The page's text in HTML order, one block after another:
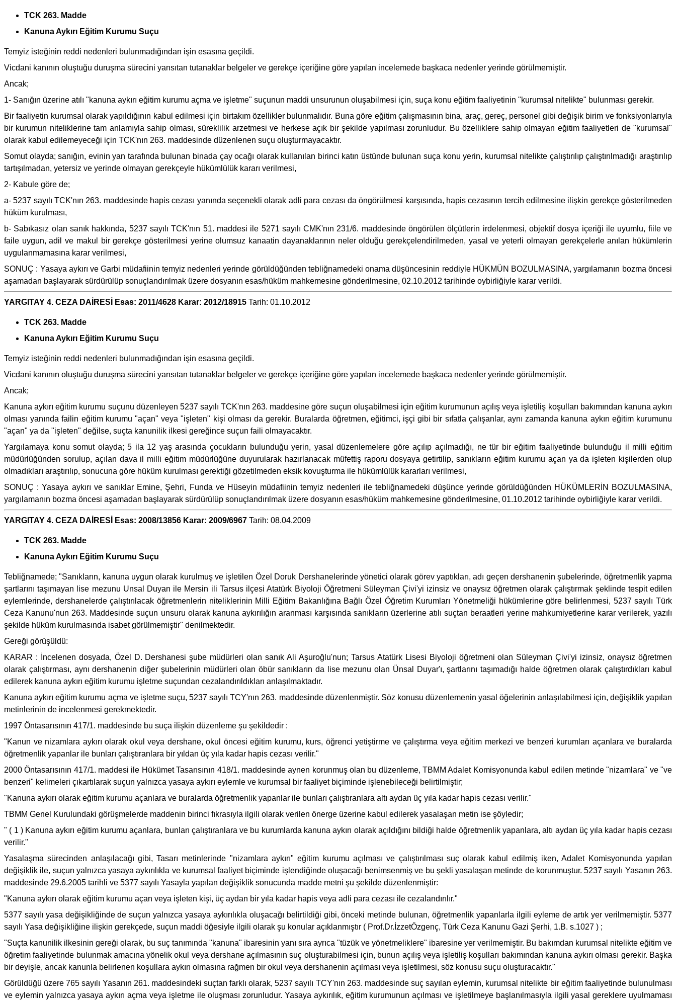
TCK 263. Madde
Kanuna Aykırı Eğitim Kurumu Suçu
Temyiz isteğinin reddi nedenleri bulunmadığından işin esasına geçildi.
Vicdani kanının oluştuğu duruşma sürecini yansıtan tutanaklar belgeler ve gerekçe içeriğine göre yapılan incelemede başkaca nedenler yerinde görülmemiştir.
Ancak;
1- Sanığın üzerine atılı "kanuna aykırı eğitim kurumu açma ve işletme" suçunun maddi unsurunun oluşabilmesi için, suça konu eğitim faaliyetinin "kurumsal nitelikte" bulunması gerekir.
Bir faaliyetin kurumsal olarak yapıldığının kabul edilmesi için birtakım özellikler bulunmalıdır. Buna göre eğitim çalışmasının bina, araç, gereç, personel gibi değişik birim ve fonksiyonlarıyla
bir kurumun niteliklerine tam anlamıyla sahip olması, süreklilik arzetmesi ve herkese açık bir şekilde yapılması zorunludur. Bu özelliklere sahip olmayan eğitim faaliyetleri de "kurumsal"
olarak kabul edilemeyeceği için TCK'nın 263. maddesinde düzenlenen suçu oluşturmayacaktır.
Somut olayda; sanığın, evinin yan tarafında bulunan binada çay ocağı olarak kullanılan birinci katın üstünde bulunan suça konu yerin, kurumsal nitelikte çalıştırılıp çalıştırılmadığı araştırılıp
tartışılmadan, yetersiz ve yerinde olmayan gerekçeyle hükümlülük kararı verilmesi,
2- Kabule göre de;
a- 5237 sayılı TCK'nın 263. maddesinde hapis cezası yanında seçenekli olarak adli para cezası da öngörülmesi karşısında, hapis cezasının tercih edilmesine ilişkin gerekçe gösterilmeden
hüküm kurulması,
b- Sabıkasız olan sanık hakkında, 5237 sayılı TCK'nın 51. maddesi ile 5271 sayılı CMK'nın 231/6. maddesinde öngörülen ölçütlerin irdelenmesi, objektif dosya içeriği ile uyumlu, fiile ve
faile uygun, adil ve makul bir gerekçe gösterilmesi yerine olumsuz kanaatin dayanaklarının neler olduğu gerekçelendirilmeden, yasal ve yeterli olmayan gerekçelerle anılan hükümlerin
uygulanmamasına karar verilmesi,
SONUÇ : Yasaya aykırı ve Garbi müdafiinin temyiz nedenleri yerinde görüldüğünden tebliğnamedeki onama düşüncesinin reddiyle HÜKMÜN BOZULMASINA, yargılamanın bozma öncesi
aşamadan başlayarak sürdürülüp sonuçlandırılmak üzere dosyanın esas/hüküm mahkemesine gönderilmesine, 02.10.2012 tarihinde oybirliğiyle karar verildi.
YARGITAY 4. CEZA DAİRESİ Esas: 2011/4628 Karar: 2012/18915 Tarih: 01.10.2012
TCK 263. Madde
Kanuna Aykırı Eğitim Kurumu Suçu
Temyiz isteğinin reddi nedenleri bulunmadığından işin esasına geçildi.
Vicdani kanının oluştuğu duruşma sürecini yansıtan tutanaklar belgeler ve gerekçe içeriğine göre yapılan incelemede başkaca nedenler yerinde görülmemiştir.
Ancak;
Kanuna aykırı eğitim kurumu suçunu düzenleyen 5237 sayılı TCK'nın 263. maddesine göre suçun oluşabilmesi için eğitim kurumunun açılış veya işletiliş koşulları bakımından kanuna aykırı
olması yanında failin eğitim kurumu "açan" veya "işleten" kişi olması da gerekir. Buralarda öğretmen, eğitimci, işçi gibi bir sıfatla çalışanlar, aynı zamanda kanuna aykırı eğitim kurumunu
"açan" ya da "işleten" değilse, suçta kanunilik ilkesi gereğince suçun faili olmayacaktır.
Yargılamaya konu somut olayda; 5 ila 12 yaş arasında çocukların bulunduğu yerin, yasal düzenlemelere göre açılıp açılmadığı, ne tür bir eğitim faaliyetinde bulunduğu il milli eğitim
müdürlüğünden sorulup, açılan dava il milli eğitim müdürlüğüne duyurularak hazırlanacak müfettiş raporu dosyaya getirtilip, sanıkların eğitim kurumu açan ya da işleten kişilerden olup
olmadıkları araştırılıp, sonucuna göre hüküm kurulması gerektiği gözetilmeden eksik kovuşturma ile hükümlülük kararları verilmesi,
SONUÇ : Yasaya aykırı ve sanıklar Emine, Şehri, Funda ve Hüseyin müdafiinin temyiz nedenleri ile tebliğnamedeki düşünce yerinde görüldüğünden HÜKÜMLERİN BOZULMASINA,
yargılamanın bozma öncesi aşamadan başlayarak sürdürülüp sonuçlandırılmak üzere dosyanın esas/hüküm mahkemesine gönderilmesine, 01.10.2012 tarihinde oybirliğiyle karar verildi.
YARGITAY 4. CEZA DAİRESİ Esas: 2008/13856 Karar: 2009/6967 Tarih: 08.04.2009
TCK 263. Madde
Kanuna Aykırı Eğitim Kurumu Suçu
Tebliğnamede; "Sanıkların, kanuna uygun olarak kurulmuş ve işletilen Özel Doruk Dershanelerinde yönetici olarak görev yaptıkları, adı geçen dershanenin şubelerinde, öğretmenlik yapma
şartlarını taşımayan lise mezunu Unsal Duyan ile Mersin ili Tarsus ilçesi Atatürk Biyoloji Öğretmeni Süleyman Çivi'yi izinsiz ve onaysız öğretmen olarak çalıştırmak şeklinde tespit edilen
eylemlerinde, dershanelerde çalıştırılacak öğretmenlerin niteliklerinin Milli Eğitim Bakanlığına Bağlı Özel Öğretim Kurumları Yönetmeliği hükümlerine göre belirlenmesi, 5237 sayılı Türk
Ceza Kanunu'nun 263. Maddesinde suçun unsuru olarak kanuna aykırılığın aranması karşısında sanıkların üzerlerine atılı suçtan beraatleri yerine mahkumiyetlerine karar verilerek, yazılı
şekilde hüküm kurulmasında isabet görülmemiştir" denilmektedir.
Gereği görüşüldü:
KARAR : İncelenen dosyada, Özel D. Dershanesi şube müdürleri olan sanık Ali Aşuroğlu'nun; Tarsus Atatürk Lisesi Biyoloji öğretmeni olan Süleyman Çivi'yi izinsiz, onaysız öğretmen
olarak çalıştırması, aynı dershanenin diğer şubelerinin müdürleri olan öbür sanıkların da lise mezunu olan Ünsal Duyar'ı, şartlarını taşımadığı halde öğretmen olarak çalıştırdıkları kabul
edilerek kanuna aykırı eğitim kurumu işletme suçundan cezalandırıldıkları anlaşılmaktadır.
Kanuna aykırı eğitim kurumu açma ve işletme suçu, 5237 sayılı TCY'nın 263. maddesinde düzenlenmiştir. Söz konusu düzenlemenin yasal öğelerinin anlaşılabilmesi için, değişiklik yapılan
metinlerinin de incelenmesi gerekmektedir.
1997 Öntasarısının 417/1. maddesinde bu suça ilişkin düzenleme şu şekildedir :
"Kanun ve nizamlara aykırı olarak okul veya dershane, okul öncesi eğitim kurumu, kurs, öğrenci yetiştirme ve çalıştırma veya eğitim merkezi ve benzeri kurumları açanlara ve buralarda
öğretmenlik yapanlar ile bunları çalıştıranlara bir yıldan üç yıla kadar hapis cezası verilir."
2000 Öntasarısının 417/1. maddesi ile Hükümet Tasarısının 418/1. maddesinde aynen korunmuş olan bu düzenleme, TBMM Adalet Komisyonunda kabul edilen metinde "nizamlara" ve "ve
benzeri" kelimeleri çıkartılarak suçun yalnızca yasaya aykırı eylemle ve kurumsal bir faaliyet biçiminde işlenebileceği belirtilmiştir;
"Kanuna aykırı olarak eğitim kurumu açanlara ve buralarda öğretmenlik yapanlar ile bunları çalıştıranlara altı aydan üç yıla kadar hapis cezası verilir."
TBMM Genel Kurulundaki görüşmelerde maddenin birinci fıkrasıyla ilgili olarak verilen önerge üzerine kabul edilerek yasalaşan metin ise şöyledir;
" ( 1 ) Kanuna aykırı eğitim kurumu açanlara, bunları çalıştıranlara ve bu kurumlarda kanuna aykırı olarak açıldığını bildiği halde öğretmenlik yapanlara, altı aydan üç yıla kadar hapis cezası
verilir."
Yasalaşma sürecinden anlaşılacağı gibi, Tasarı metinlerinde "nizamlara aykırı" eğitim kurumu açılması ve çalıştırılması suç olarak kabul edilmiş iken, Adalet Komisyonunda yapılan
değişiklik ile, suçun yalnızca yasaya aykırılıkla ve kurumsal faaliyet biçiminde işlendiğinde oluşacağı benimsenmiş ve bu şekli yasalaşan metinde de korunmuştur. 5237 sayılı Yasanın 263.
maddesinde 29.6.2005 tarihli ve 5377 sayılı Yasayla yapılan değişiklik sonucunda madde metni şu şekilde düzenlenmiştir:
"Kanuna aykırı olarak eğitim kurumu açan veya işleten kişi, üç aydan bir yıla kadar hapis veya adli para cezası ile cezalandırılır."
5377 sayılı yasa değişikliğinde de suçun yalnızca yasaya aykırılıkla oluşacağı belirtildiği gibi, önceki metinde bulunan, öğretmenlik yapanlarla ilgili eyleme de artık yer verilmemiştir. 5377
sayılı Yasa değişikliğine ilişkin gerekçede, suçun maddi öğesiyle ilgili olarak şu konular açıklanmıştır ( Prof.Dr.İzzetÖzgenç, Türk Ceza Kanunu Gazi Şerhi, 1.B. s.1027 ) ;
"Suçta kanunilik ilkesinin gereği olarak, bu suç tanımında "kanuna" ibaresinin yanı sıra ayrıca "tüzük ve yönetmeliklere" ibaresine yer verilmemiştir. Bu bakımdan kurumsal nitelikte eğitim ve
öğretim faaliyetinde bulunmak amacına yönelik okul veya dershane açılmasının suç oluşturabilmesi için, bunun açılış veya işletiliş koşulları bakımından kanuna aykırı olması gerekir. Başka
bir deyişle, ancak kanunla belirlenen koşullara aykırı olmasına rağmen bir okul veya dershanenin açılması veya işletilmesi, söz konusu suçu oluşturacaktır."
Görüldüğü üzere 765 sayılı Yasanın 261. maddesindeki suçtan farklı olarak, 5237 sayılı TCY'nın 263. maddesinde suç sayılan eylemin, kurumsal nitelikte bir eğitim faaliyetinde bulunulması
ve eylemin yalnızca yasaya aykırı açma veya işletme ile oluşması zorunludur. Yasaya aykırılık, eğitim kurumunun açılması ve işletilmeye başlanılmasıyla ilgili yasal gereklere uyulmaması